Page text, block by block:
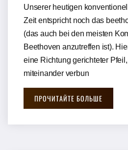
Unserer heutigen
Zeit entspricht noch das
(das auch bei den meisten
Beethoven anzutreffen ist).
eine Richtung gerichteter
miteinander verbun
ПРОЧИТАЙТЕ БОЛЬШЕ